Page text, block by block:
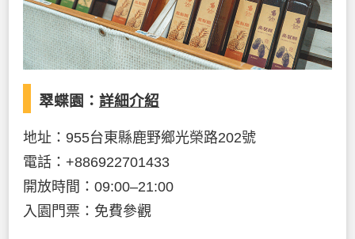
翠蝶園： 詳細介紹
地址：955台東縣鹿野鄉光榮路202號
電話：+886922701433
開放時間：09:00–21:00
入園門票：免費參觀